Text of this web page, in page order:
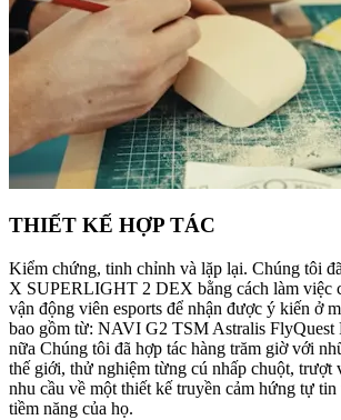
THIẾT KẾ HỢP TÁC
Kiểm chứng, tinh chỉnh và lặp lại. Chúng tôi
X SUPERLIGHT 2 DEX bằng cách làm việc
vận động viên esports để nhận được ý kiến ở
bao gồm từ: NAVI G2 TSM Astralis FlyQuest
nữa Chúng tôi đã hợp tác hàng trăm giờ với
thế giới, thử nghiệm từng cú nhấp chuột, trượt
nhu cầu về một thiết kế truyền cảm hứng tự
tiềm năng của họ.